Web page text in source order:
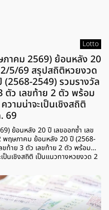
Lotto
าคม 2569) ย้อนหลัง 20
2/5/69 สรุปสถิติหวยงวด
2549) รวมรางวัล
ตัว เลขท้าย 2 ตัว พร้อม
วามน่าจะเป็นเชิงสถิติ
69
ย้อนหลัง 20 ปี เลขออกซ้ำ เลข
ฤษภาคม ย้อนหลัง 20 ปี (2568-
ขท้าย 3 ตัว เลขท้าย 2 ตัว พร้อม
เป็นเชิงสถิติ เป็นแนวทางหวยงวด 2